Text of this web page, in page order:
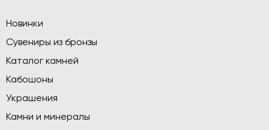
Новинки
Сувениры из бронзы
Каталог камней
Кабошоны
Украшения
Камни и минералы